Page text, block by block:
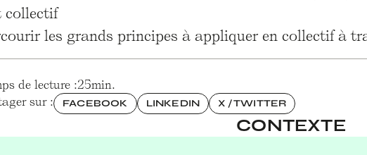
collectif
les grands principes à appliquer en collectif à
de lecture :25min.
sur :
FACEBOOK LINKEDIN X / TWITTER
CONTEXTE